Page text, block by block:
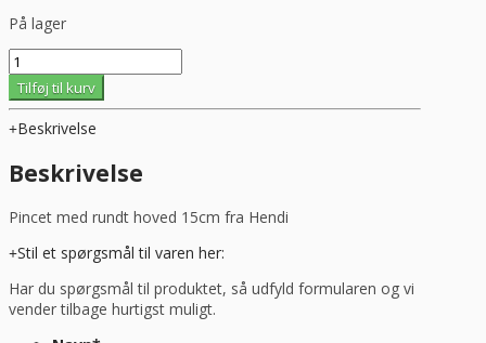
På lager
Madlavningspincet
med
rundt
hoved
15
cm,
Hendi
Tilføj til kurv
Beskrivelse
Beskrivelse
Pincet med rundt hoved 15cm fra Hendi
Stil et spørgsmål til varen her:
Har du spørgsmål til produktet, så udfyld formularen og vi
vender tilbage hurtigst muligt.